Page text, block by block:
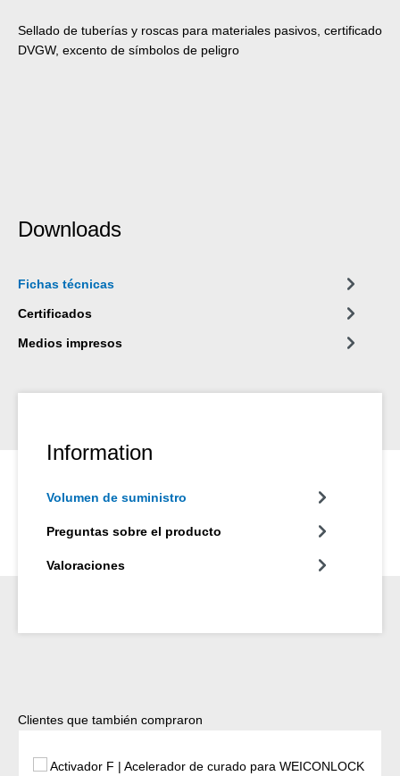
Sellado de tuberías y roscas para materiales pasivos, certificado
DVGW, excento de símbolos de peligro
Downloads
Fichas técnicas
Certificados
Medios impresos
Information
Volumen de suministro
Preguntas sobre el producto
Valoraciones
Omitir la galería de productos
Clientes que también compraron